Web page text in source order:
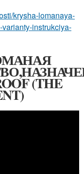
krysha-lomanaya-
instrukciya-
(THE